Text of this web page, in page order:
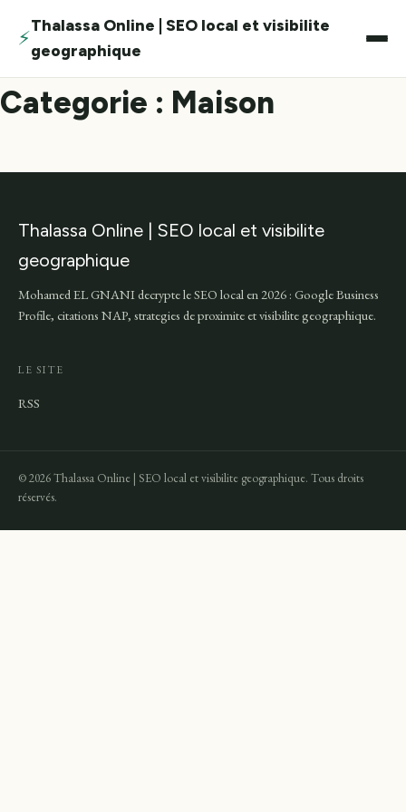
⚡
Thalassa Online | SEO local et visibilite
geographique
Categorie : Maison
Thalassa Online | SEO local et visibilite
geographique
Mohamed EL GNANI decrypte le SEO local en 2026 : Google Business
Profile, citations NAP, strategies de proximite et visibilite geographique.
LE SITE
RSS
© 2026 Thalassa Online | SEO local et visibilite geographique. Tous droits
réservés.